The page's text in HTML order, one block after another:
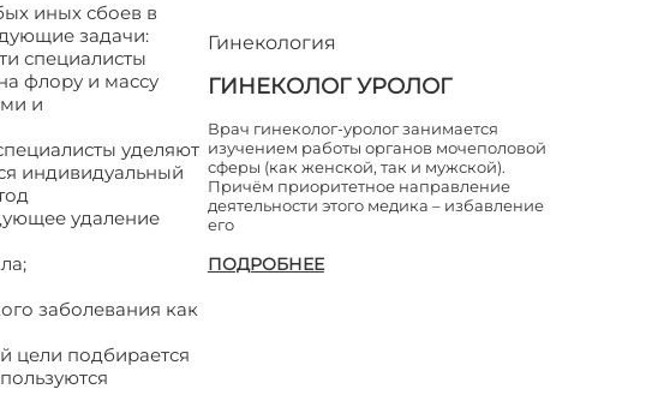
иных сбоев в
задачи:
специалисты
флору и массу
и
уделяют
индивидуальный
удаление
заболевания как
цели подбирается
Гинекология
ГИНЕКОЛОГ УРОЛОГ
Врач гинеколог-уролог занимается
изучением работы органов мочеполовой
сферы (как женской, так и мужской).
Причём приоритетное направление
деятельности этого медика – избавление
его
ПОДРОБНЕЕ